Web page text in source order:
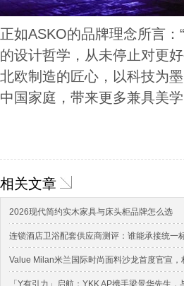
正如ASKO的品牌理念所言
的设计哲学，从未停止对更
北欧制造的匠心，以科技为
中国家庭，带来更多兼具美
相关文章
2026现代简约实木家具与床头柜品牌怎么选
连锁酒店卫浴配套供应商测评：谁能承接统一
Value Milan米兰国际时尚面料沙龙首度官宣
「Y有引力」启航：YKK AP携手梁景华先生